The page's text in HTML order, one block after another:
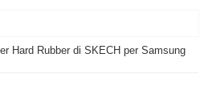
lo appoggi e fa tutto lui! (Senza
Hard Rubber di SKECH per Samsung